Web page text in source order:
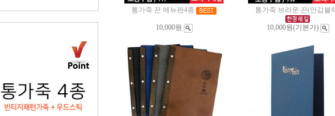
통가죽 끈 메뉴판4종
10,000원
통가죽 브라운 끈(안감블
10,000원(기본가)